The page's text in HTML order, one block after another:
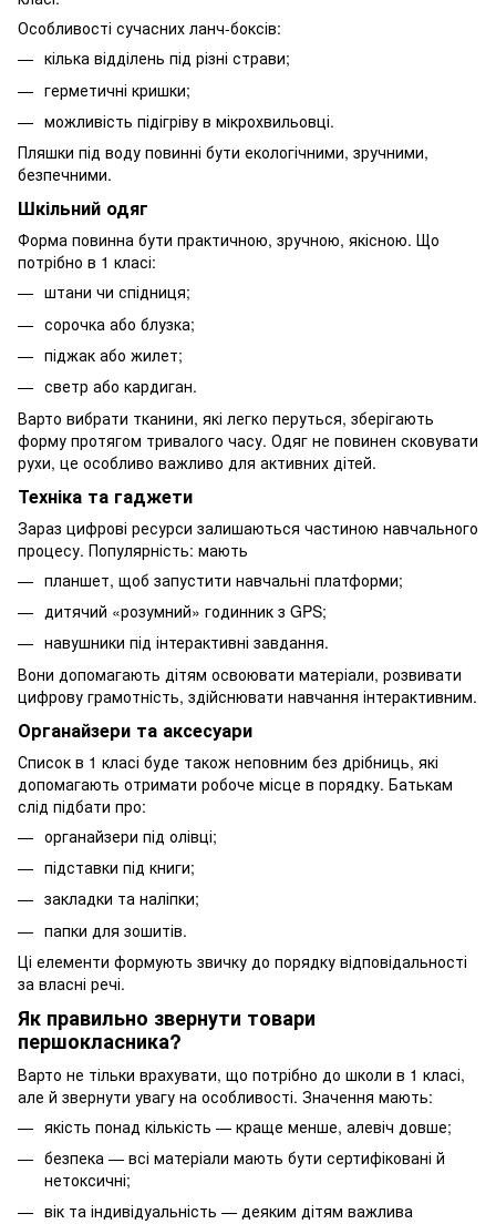
Особливості сучасних ланч-боксів:
кілька відділень під різні страви;
герметичні кришки;
можливість підігріву в мікрохвильовці.
Пляшки під воду повинні бути екологічними, зручними,
безпечними.
Шкільний одяг
Форма повинна бути практичною, зручною, якісною. Що
потрібно в 1 класі:
штани чи спідниця;
сорочка або блузка;
піджак або жилет;
светр або кардиган.
Варто вибрати тканини, які легко перуться, зберігають
форму протягом тривалого часу. Одяг не повинен сковувати
рухи, це особливо важливо для активних дітей.
Техніка та гаджети
Зараз цифрові ресурси залишаються частиною навчального
процесу. Популярність: мають
планшет, щоб запустити навчальні платформи;
дитячий «розумний» годинник з GPS;
навушники під інтерактивні завдання.
Вони допомагають дітям освоювати матеріали, розвивати
цифрову грамотність, здійснювати навчання інтерактивним.
Органайзери та аксесуари
Список в 1 класі буде також неповним без дрібниць, які
допомагають отримати робоче місце в порядку. Батькам
слід підбати про:
органайзери під олівці;
підставки під книги;
закладки та наліпки;
папки для зошитів.
Ці елементи формують звичку до порядку відповідальності
за власні речі.
Як правильно звернути товари
першокласника?
Варто не тільки врахувати, що потрібно до школи в 1 класі,
але й звернути увагу на особливості. Значення мають:
якість понад кількість — краще менше, алевіч довше;
безпека — всі матеріали мають бути сертифіковані й
нетоксичні;
вік та індивідуальність — деяким дітям важлива